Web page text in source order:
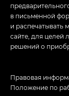
в письменной
и распечатывать
сайте, для целей
решений о
Правовая
Положение по